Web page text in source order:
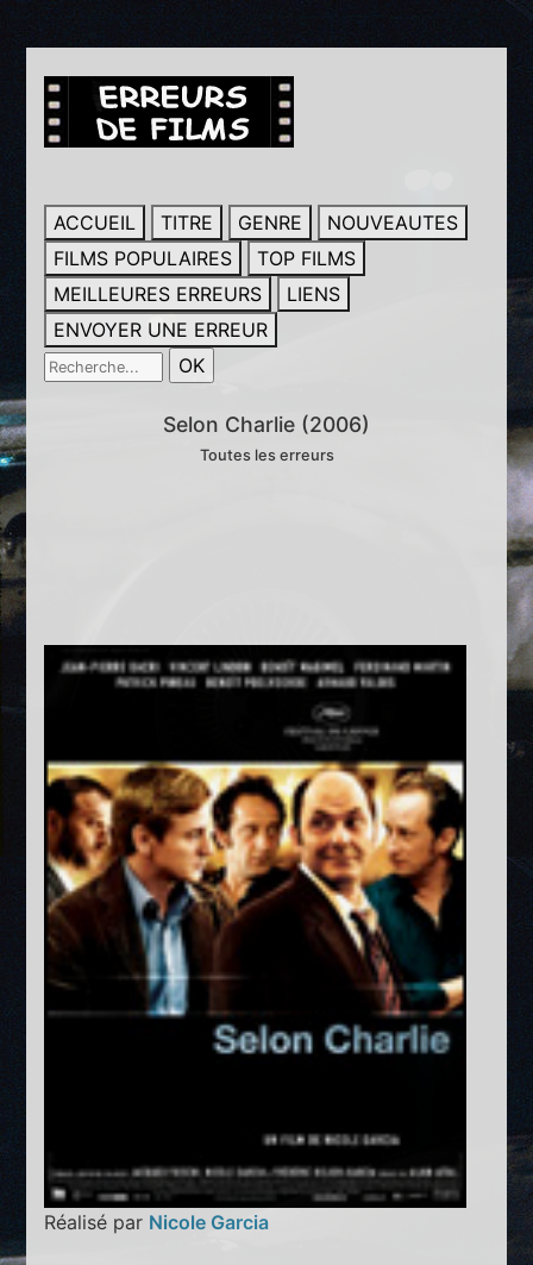
ACCUEIL TITRE GENRE
NOUVEAUTES
FILMS POPULAIRES
TOP FILMS
MEILLEURES ERREURS
LIENS
ENVOYER UNE ERREUR
Selon Charlie (2006)
Toutes les erreurs
Réalisé par Nicole Garcia